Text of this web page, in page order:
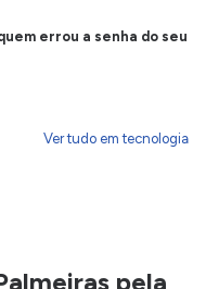
errou a senha do seu
Ver tudo em tecnologia
pela